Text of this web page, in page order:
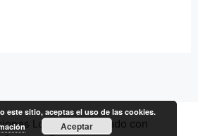
Low Cost• Creado con
este sitio, aceptas el uso de las cookies.
Aceptar